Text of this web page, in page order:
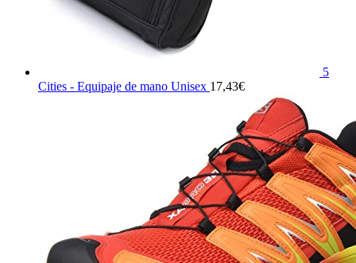
5
Cities - Equipaje de mano Unisex 17,43€